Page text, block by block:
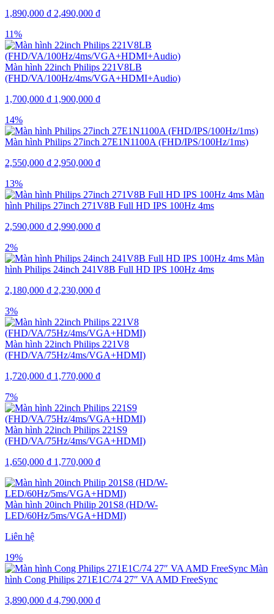
1,890,000 ₫ 2,490,000 ₫
11%
Màn hình 22inch Philips 221V8LB
(FHD/VA/100Hz/4ms/VGA+HDMI+Audio)
1,700,000 ₫ 1,900,000 ₫
14%
Màn hình Philips 27inch 27E1N1100A (FHD/IPS/100Hz/1ms)
2,550,000 ₫ 2,950,000 ₫
13%
Màn
hình Philips 27inch 271V8B Full HD IPS 100Hz 4ms
2,590,000 ₫ 2,990,000 ₫
2%
Màn
hình Philips 24inch 241V8B Full HD IPS 100Hz 4ms
2,180,000 ₫ 2,230,000 ₫
3%
Màn hình 22inch Philips 221V8
(FHD/VA/75Hz/4ms/VGA+HDMI)
1,720,000 ₫ 1,770,000 ₫
7%
Màn hình 22inch Philips 221S9
(FHD/VA/75Hz/4ms/VGA+HDMI)
1,650,000 ₫ 1,770,000 ₫
Màn hình 20inch Philip 201S8 (HD/W-
LED/60Hz/5ms/VGA+HDMI)
Liên hệ
19%
Màn
hình Cong Philips 271E1C/74 27″ VA AMD FreeSync
3,890,000 ₫ 4,790,000 ₫